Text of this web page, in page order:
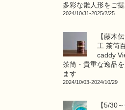
多彩な雛人形をご提
2024/10/31-2025/2/25
【藤木
工 茶筒
caddy
茶筒・貴重な逸品
ます
2024/10/03-2024/10/29
【5/30